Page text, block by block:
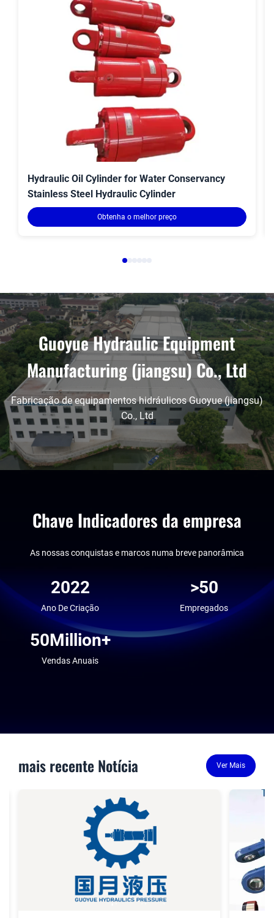
Hydraulic Oil Cylinder for Water Conservancy
Stainless Steel Hydraulic Cylinder
Obtenha o melhor preço
Guoyue Hydraulic Equipment
Manufacturing (jiangsu) Co., Ltd
Fabricação de equipamentos hidráulicos Guoyue (jiangsu)
Co., Ltd
Chave Indicadores da empresa
As nossas conquistas e marcos numa breve panorâmica
2022
Ano De Criação
>50
Empregados
50Million+
Vendas Anuais
mais recente Notícia Ver Mais